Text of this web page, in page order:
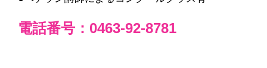
電話番号：0463-92-8781